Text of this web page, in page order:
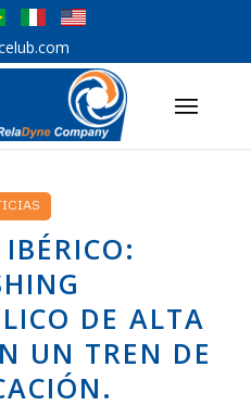
DE ALTA
UN TREN DE